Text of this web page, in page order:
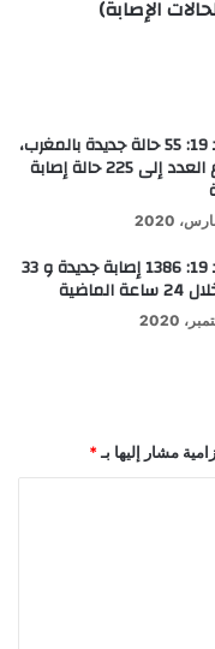
الإصابة)
كوفيد 19: 55 حالة جديدة بالمغرب،
وارتفاع العدد إلى 225 حالة إصابة
كوفيد 19: 1386 إصابة جديدة و 33
مشار إليها بـ *